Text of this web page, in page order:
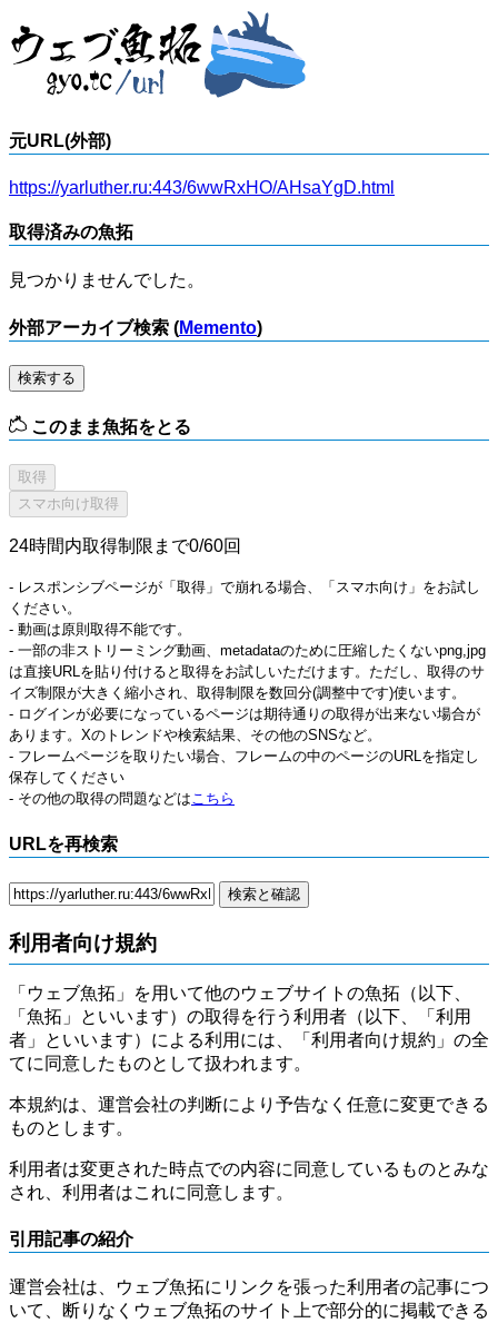
元URL(外部)
https://yarluther.ru:443/6wwRxHO/AHsaYgD.html
取得済みの魚拓
見つかりませんでした。
外部アーカイブ検索 (Memento)
検索する
このまま魚拓をとる
24時間内取得制限まで0/60回
- レスポンシブページが「取得」で崩れる場合、「スマホ向け」をお試し
ください。
- 動画は原則取得不能です。
- 一部の非ストリーミング動画、metadataのために圧縮したくないpng,jpg
は直接URLを貼り付けると取得をお試しいただけます。ただし、取得のサ
イズ制限が大きく縮小され、取得制限を数回分(調整中です)使います。
- ログインが必要になっているページは期待通りの取得が出来ない場合が
あります。Xのトレンドや検索結果、その他のSNSなど。
- フレームページを取りたい場合、フレームの中のページのURLを指定し
保存してください
- その他の取得の問題などはこちら
URLを再検索
利用者向け規約
「ウェブ魚拓」を用いて他のウェブサイトの魚拓（以下、
「魚拓」といいます）の取得を行う利用者（以下、「利用
者」といいます）による利用には、「利用者向け規約」の全
てに同意したものとして扱われます。
本規約は、運営会社の判断により予告なく任意に変更できる
ものとします。
利用者は変更された時点での内容に同意しているものとみな
され、利用者はこれに同意します。
引用記事の紹介
運営会社は、ウェブ魚拓にリンクを張った利用者の記事につ
いて、断りなくウェブ魚拓のサイト上で部分的に掲載できる